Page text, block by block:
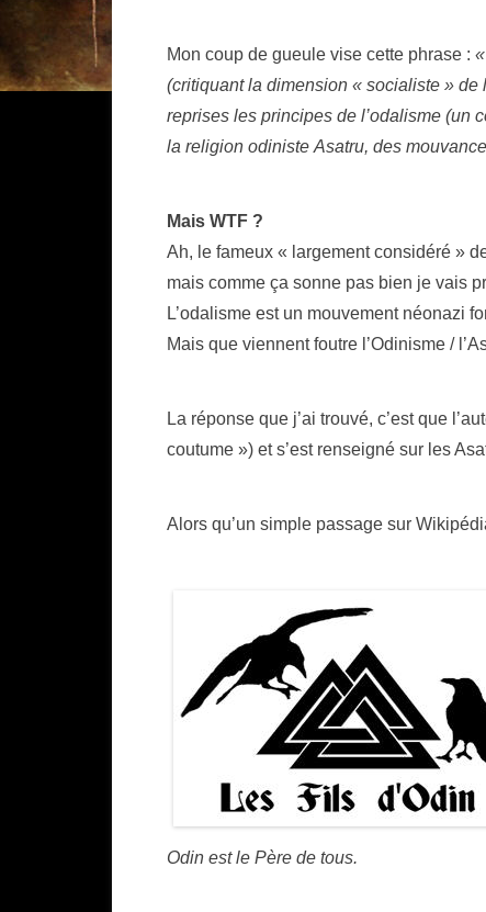
Mon coup de gueule vise cette phrase :
(critiquant la dimension « socialiste » de
reprises les principes de l’odalisme (un
la religion odiniste Asatru, des
Mais WTF ?
Ah, le fameux « largement considéré »
mais comme ça sonne pas bien je vais
L’odalisme est un mouvement néonazi
Mais que viennent foutre l’Odinisme /
La réponse que j’ai trouvé, c’est que
coutume ») et s’est renseigné sur les
Alors qu’un simple passage sur
Odin est le Père de tous.